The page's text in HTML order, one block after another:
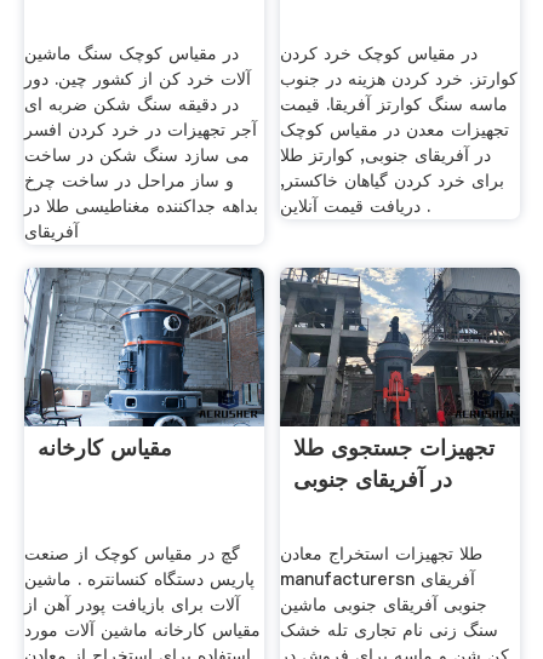
در مقیاس کوچک سنگ ماشین
آلات خرد کن از کشور چین. دور
در دقیقه سنگ شکن ضربه ای
آجر تجهیزات در خرد کردن افسر
می سازد سنگ شکن در ساخت
و ساز مراحل در ساخت چرخ
بداهه جداکننده مغناطیسی طلا در
آفریقای
در مقیاس کوچک خرد کردن
کوارتز. خرد کردن هزینه در جنوب
ماسه سنگ کوارتز آفریقا. قیمت
تجهیزات معدن در مقیاس کوچک
در آفریقای جنوبی, کوارتز طلا
برای خرد کردن گیاهان خاکستر,
دریافت قیمت آنلاین .
مقیاس کارخانه
گچ در مقیاس کوچک از صنعت
پاریس دستگاه کنسانتره . ماشین
آلات برای بازیافت پودر آهن از
مقیاس کارخانه ماشین آلات مورد
تجهیزات جستجوی طلا
در آفریقای جنوبی
طلا تجهیزات استخراج معادن
manufacturersn آفریقای
جنوبی آفریقای جنوبی ماشین
سنگ زنی نام تجاری تله خشک